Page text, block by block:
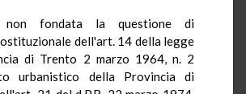
non fondata la questione di
dell'art. 14 della legge
di Trento 2 marzo 1964, n. 2
urbanistico della Provincia di